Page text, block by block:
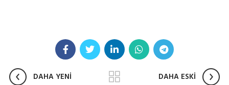
DAHA YENİ DAHA ESKİ